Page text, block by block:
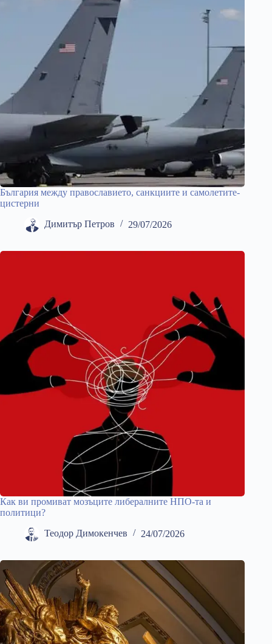
България между православието, санкциите и самолетите-
цистерни
Димитър Петров 29/07/2026
Как ви промиват мозъците либералните НПО-та и
политици?
Теодор Димокенчев 24/07/2026